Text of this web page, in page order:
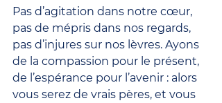
Pas d’agitation dans notre cœur,
pas de mépris dans nos regards,
pas d’injures sur nos lèvres. Ayons
de la compassion pour le présent,
de l’espérance pour l’avenir : alors
vous serez de vrais pères, et vous